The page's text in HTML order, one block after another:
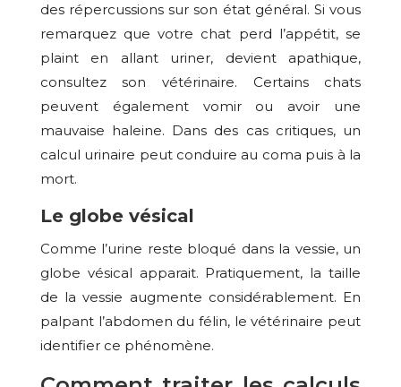
des répercussions sur son état général. Si vous
remarquez que votre chat perd l’appétit, se
plaint en allant uriner, devient apathique,
consultez son vétérinaire. Certains chats
peuvent également vomir ou avoir une
mauvaise haleine. Dans des cas critiques, un
calcul urinaire peut conduire au coma puis à la
mort.
Le globe vésical
Comme l’urine reste bloqué dans la vessie, un
globe vésical apparait. Pratiquement, la taille
de la vessie augmente considérablement. En
palpant l’abdomen du félin, le vétérinaire peut
identifier ce phénomène.